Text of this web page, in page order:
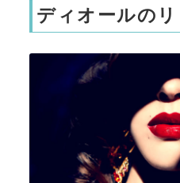
ディオールの